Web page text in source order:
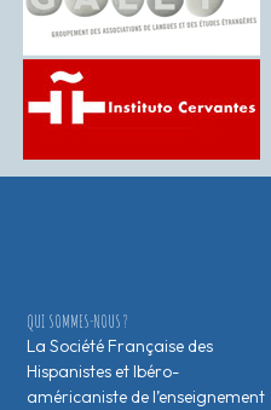
QUI SOMMES-NOUS ?
La Société Française des
Hispanistes et Ibéro-
américaniste de l’enseignement